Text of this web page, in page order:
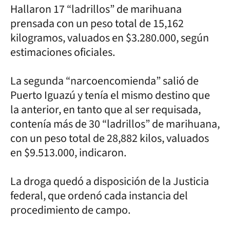
Hallaron 17 “ladrillos” de marihuana
prensada con un peso total de 15,162
kilogramos, valuados en $3.280.000, según
estimaciones oficiales.
La segunda “narcoencomienda” salió de
Puerto Iguazú y tenía el mismo destino que
la anterior, en tanto que al ser requisada,
contenía más de 30 “ladrillos” de marihuana,
con un peso total de 28,882 kilos, valuados
en $9.513.000, indicaron.
La droga quedó a disposición de la Justicia
federal, que ordenó cada instancia del
procedimiento de campo.